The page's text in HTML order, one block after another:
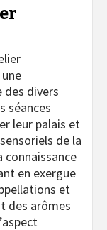
divers
séances
leur palais et
de la
connaissance
en exergue
et
des arômes